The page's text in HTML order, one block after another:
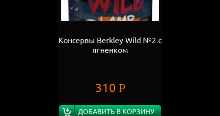
Консервы Berkley Wild №2 с
ягненком
310 Р
ДОБАВИТЬ В КОРЗИНУ